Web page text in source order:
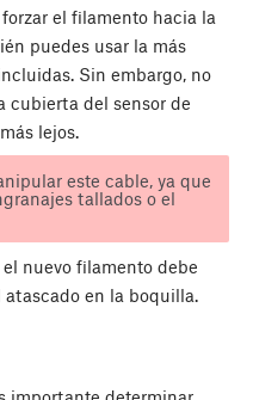
el filamento hacia la
puedes usar la más
Sin embargo, no
cubierta del sensor de
lejos.
este cable, ya que
tallados o el
nuevo filamento debe
en la boquilla.